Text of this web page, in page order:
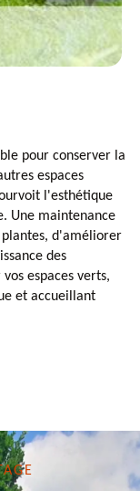
pour conserver la
espaces
l'esthétique
Une maintenance
plantes, d'améliorer
des
espaces verts,
et accueillant